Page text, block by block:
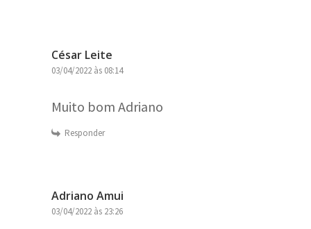
César Leite
03/04/2022 às 08:14
Muito bom Adriano
Responder
Adriano Amui
03/04/2022 às 23:26